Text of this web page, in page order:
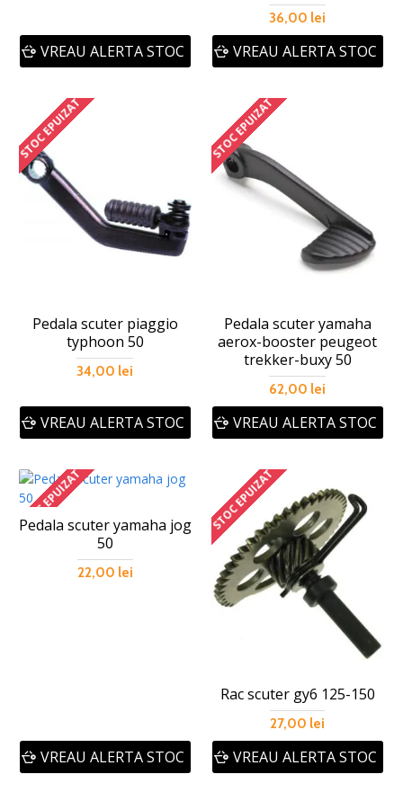
VREAU ALERTA STOC
36,00 lei
VREAU ALERTA STOC
STOC EPUIZAT
Pedala scuter piaggio
typhoon 50
34,00 lei
VREAU ALERTA STOC
STOC EPUIZAT
Pedala scuter yamaha
aerox-booster peugeot
trekker-buxy 50
62,00 lei
VREAU ALERTA STOC
STOC EPUIZAT
Pedala scuter yamaha jog
50
22,00 lei
VREAU ALERTA STOC
STOC EPUIZAT
Rac scuter gy6 125-150
27,00 lei
VREAU ALERTA STOC